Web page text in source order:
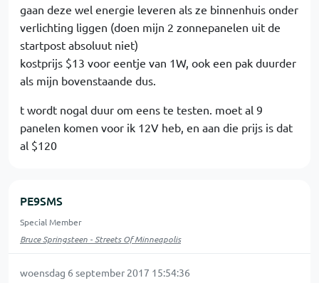
gaan deze wel energie leveren als ze binnenhuis onder
verlichting liggen (doen mijn 2 zonnepanelen uit de
startpost absoluut niet)
kostprijs $13 voor eentje van 1W, ook een pak duurder
als mijn bovenstaande dus.
t wordt nogal duur om eens te testen. moet al 9
panelen komen voor ik 12V heb, en aan die prijs is dat
al $120
PE9SMS
Special Member
Bruce Springsteen - Streets Of Minneapolis
woensdag 6 september 2017 15:54:36